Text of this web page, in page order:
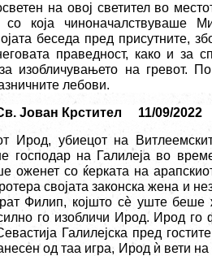
на овој светител во
која чиноначалствуваше
беседа пред присутните,
праведност, како и за
изобличувањето на гревот.
лебови.
Јован Крстител
11/09/2022
Ирод, убиецот на
господар на Галилеја во
оженет со ќерката на
својата законска жена и
Филип, којшто сѐ уште
го изобличи Ирод. Ирод
Галилејска пред
од таа игра, Ирод ѝ вети на